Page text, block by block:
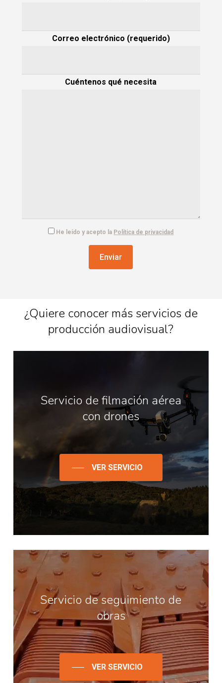
Correo electrónico (requerido)
Cuéntenos qué necesita
He leído y acepto la Política de privacidad
¿Quiere conocer más servicios de
producción audiovisual?
Servicio de filmación aérea
con drones
VER SERVICIO
Servicio de seguimiento de
obras
VER SERVICIO